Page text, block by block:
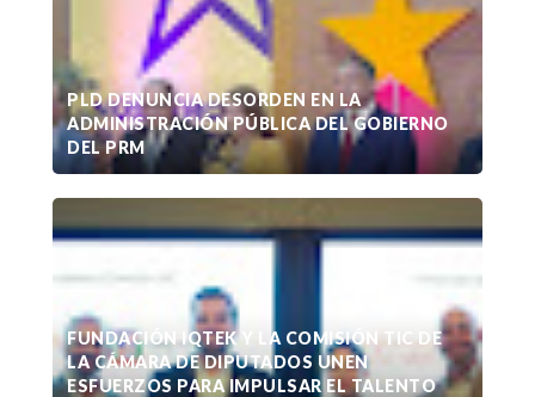
PLD DENUNCIA DESORDEN EN LA
ADMINISTRACIÓN PÚBLICA DEL GOBIERNO
DEL PRM
FUNDACIÓN IQTEK Y LA COMISIÓN TIC DE
LA CÁMARA DE DIPUTADOS UNEN
ESFUERZOS PARA IMPULSAR EL TALENTO